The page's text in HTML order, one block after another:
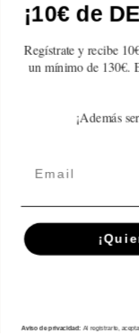
¡10€ de
Regístrate y recibe
un mínimo de 130€.
¡Además
Aviso de privacidad: Al registrarte,